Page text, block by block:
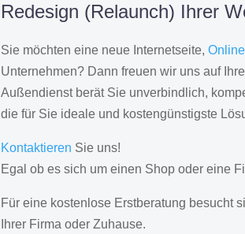
Redesign (Relaunch) Ihrer
Sie möchten eine neue Internetseite,
Unternehmen? Dann freuen wir uns auf
Außendienst berät Sie unverbindlich,
die für Sie ideale und kostengünstigste
Kontaktieren Sie uns!
Egal ob es sich um einen Shop oder eine
Für eine kostenlose Erstberatung besucht
Ihrer Firma oder Zuhause.